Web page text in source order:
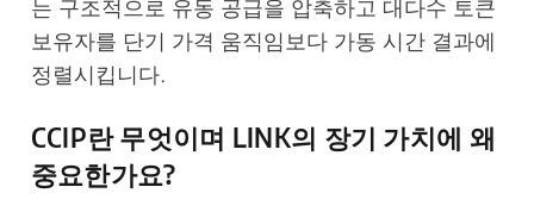
는 구조적으로 유동 공급을 압축하고 대다수 토큰
보유자를 단기 가격 움직임보다 가동 시간 결과에
정렬시킵니다.
CCIP란 무엇이며 LINK의 장기 가치에 왜
중요한가요?